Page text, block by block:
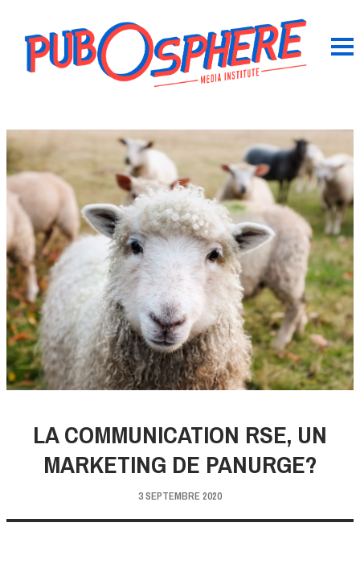
LA COMMUNICATION RSE, UN
MARKETING DE PANURGE?
3 SEPTEMBRE 2020